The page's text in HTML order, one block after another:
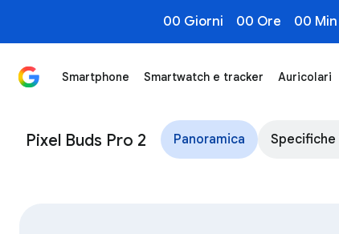
00 Giorni 00 Ore 00 Min
Smartphone Smartwatch e tracker Auricolari
Google Pixel Buds Pro 2: Prezzo e Funzioni -
Pixel Buds Pro 2 Panoramica